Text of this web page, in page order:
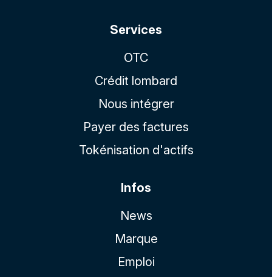
Services
OTC
Crédit lombard
Nous intégrer
Payer des factures
Tokénisation d'actifs
Infos
News
Marque
Emploi